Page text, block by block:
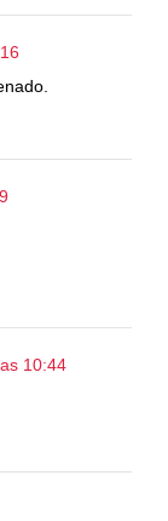
10:44